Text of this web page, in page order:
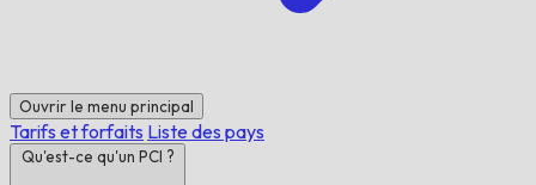
Ouvrir le menu principal
Tarifs et forfaits Liste des pays
Qu'est-ce qu'un PCI ?